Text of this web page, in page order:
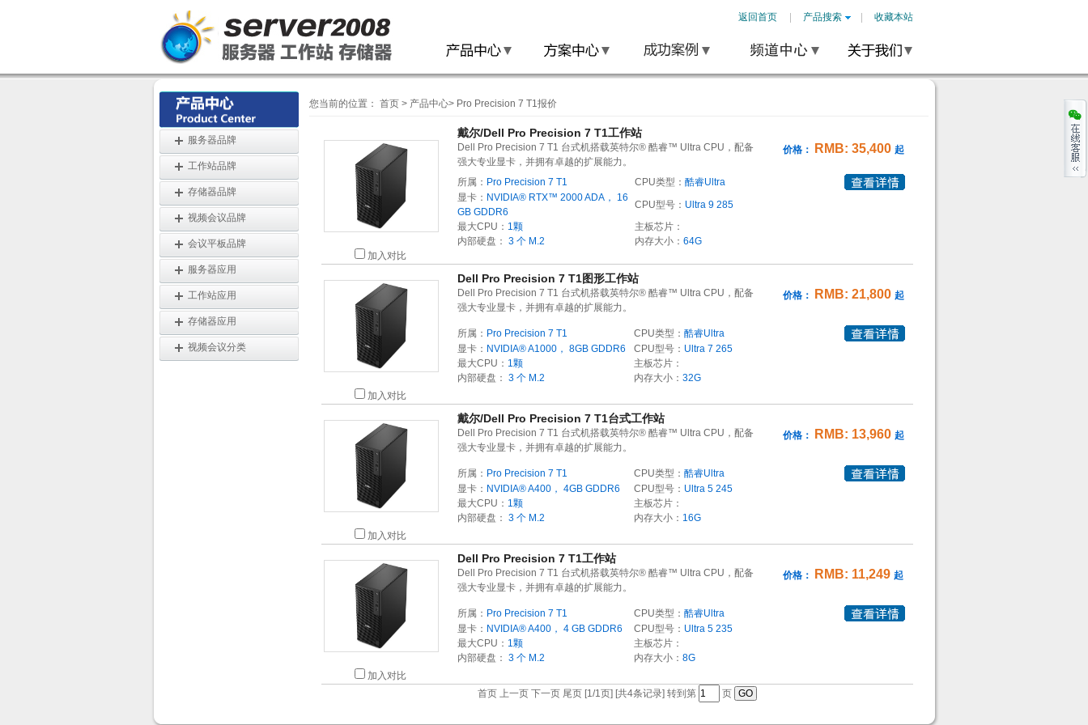
返回首页 产品搜索 收藏本站
服务器品牌
工作站品牌
存储器品牌
视频会议品牌
会议平板品牌
服务器应用
工作站应用
存储器应用
视频会议分类
您当前的位置： 首页 > 产品中心> Pro Precision 7 T1报价
加入对比
戴尔/Dell Pro Precision 7 T1工作站
价格： RMB: 35,400 起
Dell Pro Precision 7 T1 台式机搭载英特尔® 酷睿™ Ultra CPU，配备
强大专业显卡，并拥有卓越的扩展能力。
所属： Pro Precision 7 T1 CPU类型： 酷睿Ultra
显卡： NVIDIA® RTX™ 2000 ADA， 16
GB GDDR6
CPU型号： Ultra 9 285
最大CPU： 1颗
主板芯片：
内部硬盘： 3 个 M.2 内存大小： 64G
加入对比
Dell Pro Precision 7 T1图形工作站
价格： RMB: 21,800 起
Dell Pro Precision 7 T1 台式机搭载英特尔® 酷睿™ Ultra CPU，配备
强大专业显卡，并拥有卓越的扩展能力。
所属： Pro Precision 7 T1 CPU类型： 酷睿Ultra
显卡： NVIDIA® A1000， 8GB GDDR6 CPU型号： Ultra 7 265
最大CPU： 1颗
主板芯片：
内部硬盘： 3 个 M.2 内存大小： 32G
加入对比
戴尔/Dell Pro Precision 7 T1台式工作站
价格： RMB: 13,960 起
Dell Pro Precision 7 T1 台式机搭载英特尔® 酷睿™ Ultra CPU，配备
强大专业显卡，并拥有卓越的扩展能力。
所属： Pro Precision 7 T1 CPU类型： 酷睿Ultra
显卡： NVIDIA® A400， 4GB GDDR6 CPU型号： Ultra 5 245
最大CPU： 1颗
主板芯片：
内部硬盘： 3 个 M.2 内存大小： 16G
加入对比
Dell Pro Precision 7 T1工作站
价格： RMB: 11,249 起
Dell Pro Precision 7 T1 台式机搭载英特尔® 酷睿™ Ultra CPU，配备
强大专业显卡，并拥有卓越的扩展能力。
所属： Pro Precision 7 T1 CPU类型： 酷睿Ultra
显卡： NVIDIA® A400， 4 GB GDDR6 CPU型号： Ultra 5 235
最大CPU： 1颗
主板芯片：
内部硬盘： 3 个 M.2 内存大小： 8G
首页 上一页 下一页 尾页 [1/1页] [共4条记录] 转到第 页